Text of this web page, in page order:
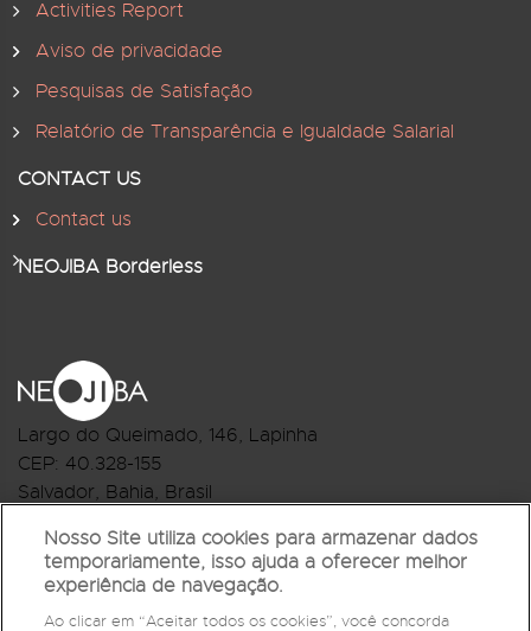
Activities Report
Aviso de privacidade
Pesquisas de Satisfação
Relatório de Transparência e Igualdade Salarial
CONTACT US
Contact us
NEOJIBA Borderless
Largo do Queimado, 146, Lapinha
CEP: 40.328-155
Salvador, Bahia, Brasil
R.Monte Castelo Nº 62, Bairro Barbalho
CEP: 40.301-210
Salvador, Bahia, Brasil
Nosso Site utiliza cookies para armazenar dados
temporariamente, isso ajuda a oferecer melhor
experiência de navegação.
Ao clicar em “Aceitar todos os cookies”, você concorda